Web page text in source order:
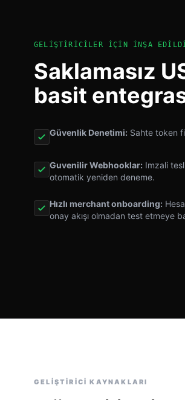
GELIŞTIRICILER İÇIN İNŞA
Saklamasız
basit
Güvenlik Denetimi: Sahte token
Guvenilir Webhooklar: Imzali
otomatik yeniden deneme.
Hızlı merchant onboarding:
onay akışı olmadan test etmeye
GELIŞTIRICI KAYNAKLARI